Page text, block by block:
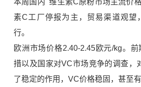
本周国内 维生素C原粉市场主流价
素C工厂停报为主，贸易渠道观望
行。
欧洲市场价格2.40-2.45欧元/kg。
措以及国家对VC市场竞争的调查，
了稳定的作用，VC价格稳固，甚至有